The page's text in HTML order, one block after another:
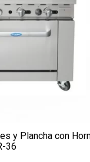
y Plancha con
36